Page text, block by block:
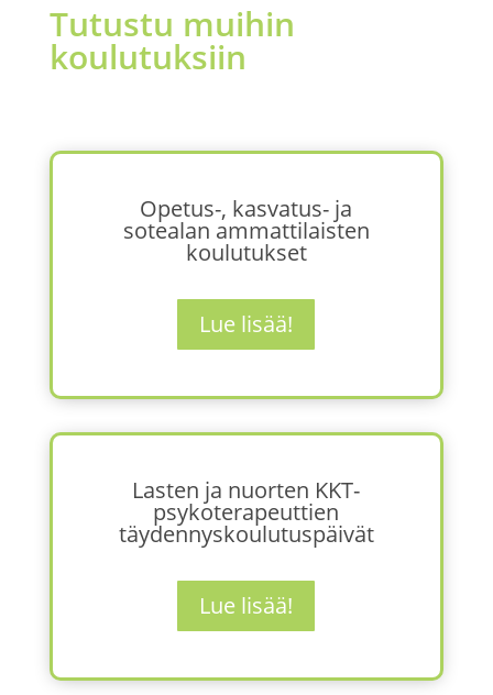
Tutustu muihin
koulutuksiin
Opetus-, kasvatus- ja
sotealan ammattilaisten
koulutukset
Lue lisää!
Lasten ja nuorten KKT-
psykoterapeuttien
täydennyskoulutuspäivät
Lue lisää!